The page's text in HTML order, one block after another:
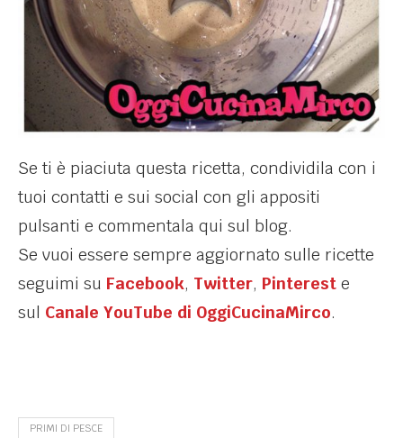
Se ti è piaciuta questa ricetta, condividila con i
tuoi contatti e sui social con gli appositi
pulsanti e commentala qui sul blog.
Se vuoi essere sempre aggiornato sulle ricette
seguimi su Facebook, Twitter, Pinterest e
sul Canale YouTube di OggiCucinaMirco.
PRIMI DI PESCE